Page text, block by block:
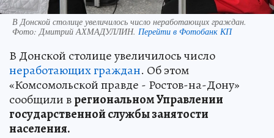
В Донской столице увеличилось число неработающих граждан.
Фото:Дмитрий АХМАДУЛЛИН. Перейти в Фотобанк КП
В Донской столице увеличилось число
неработающих граждан. Об этом
«Комсомольской правде - Ростов-на-Дону»
сообщили врегиональном Управлении
государственной службы занятости
населения.